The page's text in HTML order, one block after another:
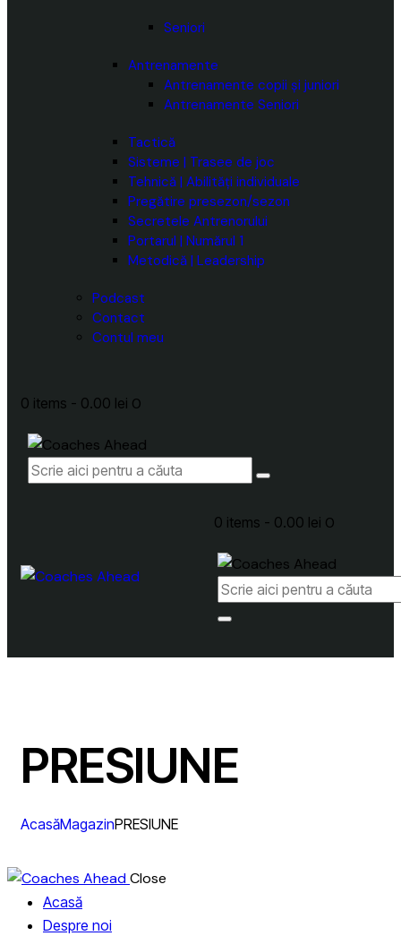
Seniori
Antrenamente
Antrenamente copii și juniori
Antrenamente Seniori
Tactică
Sisteme | Trasee de joc
Tehnică | Abilități individuale
Pregătire presezon/sezon
Secretele Antrenorului
Portarul | Numărul 1
Metodică | Leadership
Podcast
Contact
Contul meu
0 items - 0.00 lei 0
0 items - 0.00 lei 0
PRESIUNE
AcasăMagazinPRESIUNE
Close
Acasă
Despre noi